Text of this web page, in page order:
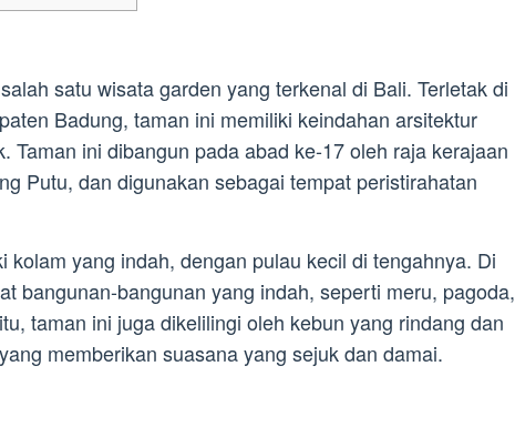
satu wisata garden yang terkenal di Bali. Terletak di
Badung, taman ini memiliki keindahan arsitektur
Taman ini dibangun pada abad ke-17 oleh raja kerajaan
Putu, dan digunakan sebagai tempat peristirahatan
kolam yang indah, dengan pulau kecil di tengahnya. Di
bangunan-bangunan yang indah, seperti meru, pagoda,
taman ini juga dikelilingi oleh kebun yang rindang dan
memberikan suasana yang sejuk dan damai.